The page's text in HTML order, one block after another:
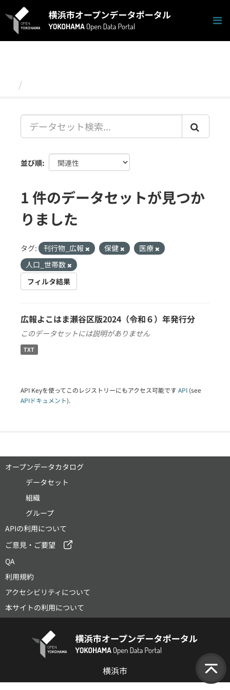
キ
並び順
1 件のデータセットが見つか
りました
タグ: 刊行物_広報 保健
医療
人口_世帯数
フィルタ結果
広報よこはま瀬谷区版2024（令和６）年発行分
このデータセットには説明がありません
TXT
API Keyを使ってこのレジストリーにもアクセス可能です API (see
APIドキュメント).
オープンデータカタログ
データセット
組織
グループ
APIの利用について
ご意見・ご要望
QA
利用規約
アクセシビリティについて
本サイトの利用について
横浜市